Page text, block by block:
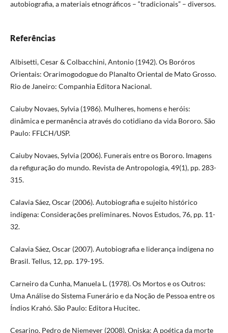
autobiografia, a materiais etnográficos – “tradicionais” – diversos.
Referências
Albisetti, Cesar & Colbacchini, Antonio (1942). Os Boróros
Orientais: Orarimogodogue do Planalto Oriental de Mato Grosso.
Rio de Janeiro: Companhia Editora Nacional.
Caiuby Novaes, Sylvia (1986). Mulheres, homens e heróis:
dinâmica e permanência através do cotidiano da vida Bororo. São
Paulo: FFLCH/USP.
Caiuby Novaes, Sylvia (2006). Funerais entre os Bororo. Imagens
da refiguração do mundo. Revista de Antropologia, 49(1), pp. 283-
315.
Calavia Sáez, Oscar (2006). Autobiografia e sujeito histórico
indígena: Considerações preliminares. Novos Estudos, 76, pp. 11-
32.
Calavia Sáez, Oscar (2007). Autobiografia e liderança indígena no
Brasil. Tellus, 12, pp. 179-195.
Carneiro da Cunha, Manuela L. (1978). Os Mortos e os Outros:
Uma Análise do Sistema Funerário e da Noção de Pessoa entre os
Índios Krahó. São Paulo: Editora Hucitec.
Cesarino, Pedro de Niemeyer (2008). Oniska: A poética da morte